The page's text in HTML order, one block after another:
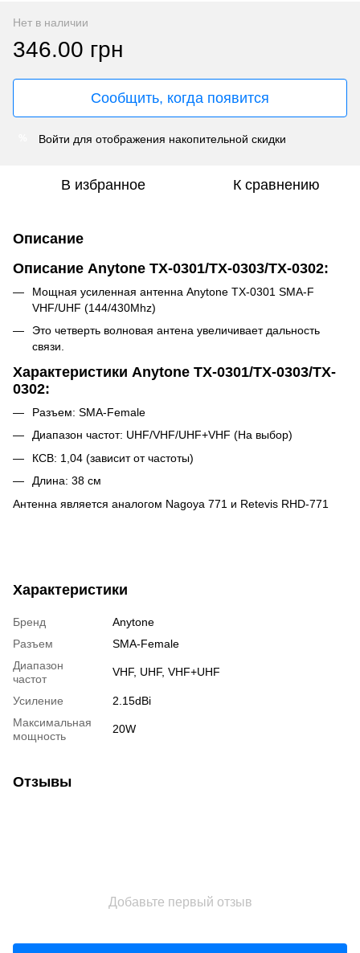
Нет в наличии
346.00 грн
Сообщить, когда появится
Войти для отображения накопительной скидки
В избранное К сравнению
Описание
Описание Anytone TX-0301/TX-0303/TX-0302:
Мощная усиленная антенна Anytone TX-0301 SMA-F
VHF/UHF (144/430Mhz)
Это четверть волновая антена увеличивает дальность
связи.
Характеристики Anytone TX-0301/TX-0303/TX-
0302:
Разъем: SMA-Female
Диапазон частот: UHF/VHF/UHF+VHF (На выбор)
КСВ: 1,04 (зависит от частоты)
Длина: 38 см
Антенна является аналогом Nagoya 771 и Retevis RHD-771
Характеристики
Бренд
Anytone
Разъем
SMA-Female
Диапазон
частот
VHF, UHF, VHF+UHF
Усиление
2.15dBi
Максимальная
мощность
20W
Отзывы
Добавьте первый отзыв